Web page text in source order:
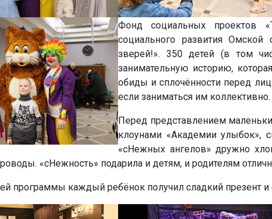
Фонд социальных проектов
социального развития
зверей!». 350 детей (в том
занимательную историю,
обиды и сплочённости перед
если заниматься им
Перед представлением
клоунами «Академии
«сНежных ангелов» дружно
«сНежность» подарила и детям, и родителям
программы каждый ребёнок получил сладкий